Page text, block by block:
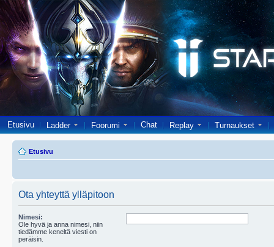
Etusivu Ladder Foorumi Chat Replay Turnaukset
Etusivu
Ota yhteyttä ylläpitoon
Nimesi:
Ole hyvä ja anna nimesi, niin
tiedämme keneltä viesti on
peräisin.